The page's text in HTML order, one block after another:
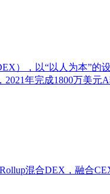
），以“以人为本”
年完成1800万美元A
混合DEX，融合